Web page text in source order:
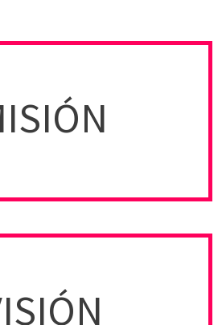
el mejor servicio posible
business dedicado a la venta
nacional, incluyente y